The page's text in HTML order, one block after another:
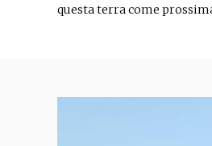
questa terra come